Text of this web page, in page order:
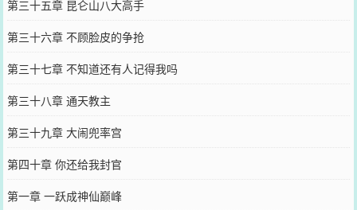
第三十五章 昆仑山八大高手
第三十六章 不顾脸皮的争抢
第三十七章 不知道还有人记得我吗
第三十八章 通天教主
第三十九章 大闹兜率宫
第四十章 你还给我封官
第一章 一跃成神仙巅峰